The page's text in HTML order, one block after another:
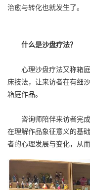
治愈与转化也就发生了。
什么是沙盘疗法？
心理沙盘疗法又称箱庭
床技法，让来访者在有细
箱庭作品。
咨询师陪伴来访者完成
在理解作品象征意义的基
者的心理发展与变化，从